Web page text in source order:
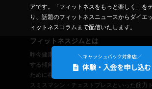
アです。「フィットネスをもっと楽しく」を
り、話題のフィットネスニュースからダイエ
ィットネスコラムまで配信いたします。
フィットネスジムとは
昨今健康志向が高まっている人口が増えてお
する傾向にあるのが「運動」です。その運動
ために存在するのが「フィットネスジム」。
スミスマシン・チェストプレスといった筋力
＼キャッシュバック対象店／
体験・入会を申し込む